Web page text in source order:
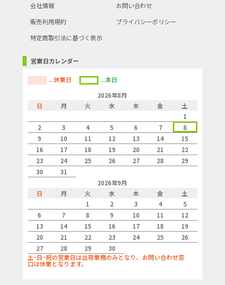
会社情報
お問い合わせ
販売利用規約
プライバシーポリシー
特定商取引法に基づく表示
営業日カレンダー
...休業日
...本日
2026年8月
日
月 火 水 木 金
土
1
2
3 4 5 6 7
8
9
10 11 12 13 14
15
16
17 18 19 20 21
22
23
24 25 26 27 28
29
30
31
2026年9月
日
月 火 水 木 金
土
1
2 3 4
5
6
7 8 9 10 11
12
13
14 15 16 17 18
19
20
21 22 23 24 25
26
27
28 29
30
土･日･祝の営業日は出荷業務のみとなり、お問い合わせ窓
口は休業となります。